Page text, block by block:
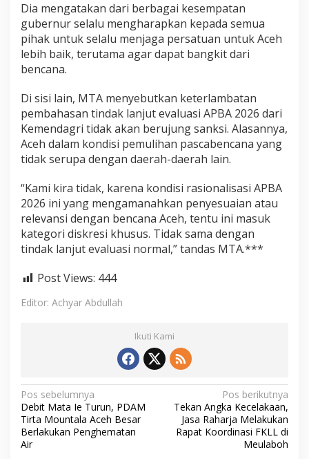
n
g
a
h
a
e
b
r
u
a
r
i
Dia mengatakan dari berbagai kesempatan
gubernur selalu mengharapkan kepada semua
pihak untuk selalu menjaga persatuan untuk Aceh
lebih baik, terutama agar dapat bangkit dari
bencana.
Di sisi lain, MTA menyebutkan keterlambatan
pembahasan tindak lanjut evaluasi APBA 2026 dari
Kemendagri tidak akan berujung sanksi. Alasannya,
Aceh dalam kondisi pemulihan pascabencana yang
tidak serupa dengan daerah-daerah lain.
“Kami kira tidak, karena kondisi rasionalisasi APBA
2026 ini yang mengamanahkan penyesuaian atau
relevansi dengan bencana Aceh, tentu ini masuk
kategori diskresi khusus. Tidak sama dengan
tindak lanjut evaluasi normal,” tandas MTA.***
Post Views: 444
Editor: Achyar Abdullah
Ikuti Kami
N
a
v
Pos sebelumnya
Debit Mata Ie Turun, PDAM
Tirta Mountala Aceh Besar
Berlakukan Penghematan
Air
Pos berikutnya
Tekan Angka Kecelakaan,
Jasa Raharja Melakukan
Rapat Koordinasi FKLL di
Meulaboh